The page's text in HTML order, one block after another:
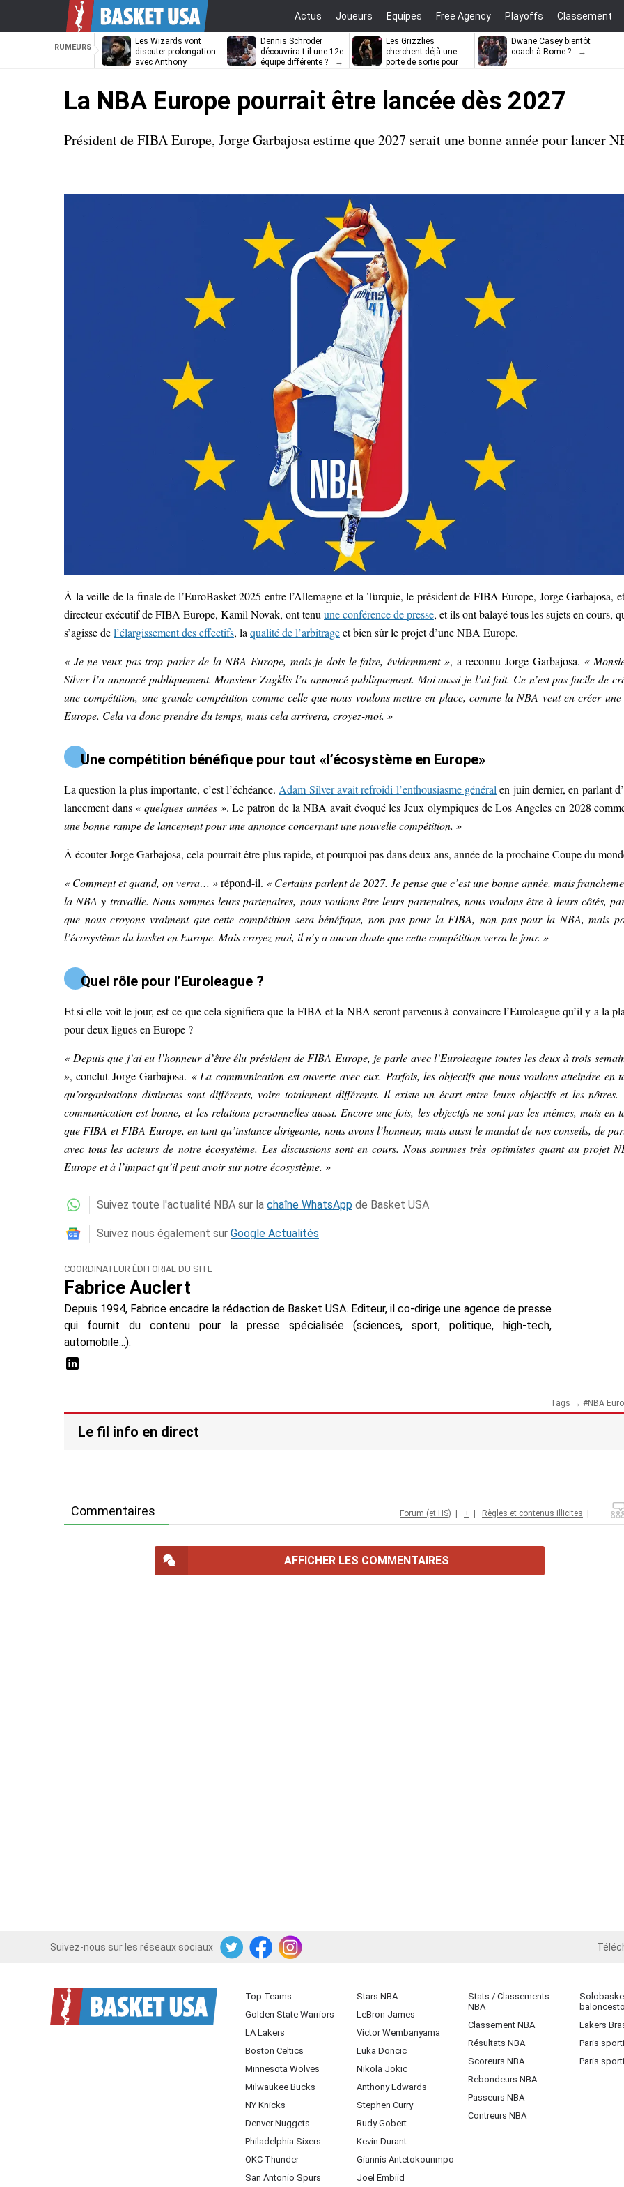
Actus Joueurs Equipes Free Agency Playoffs Classement
RUMEURS
Les Wizards vont
discuter prolongation
avec Anthony
Dennis Schröder
découvrira-t-il une 12e
équipe différente ?
Les Grizzlies
cherchent déjà une
porte de sortie pour
Dwane Casey bientôt
coach à Rome ?
La NBA Europe pourrait être lancée dès 2027
Président de FIBA Europe, Jorge Garbajosa estime que 2027 serait une bonne année pour lancer
À la veille de la finale de l’EuroBasket 2025 entre l’Allemagne et la Turquie, le président de FIBA Europe, Jorge Garbajosa,
directeur exécutif de FIBA Europe, Kamil Novak, ont tenu une conférence de presse, et ils ont balayé tous les sujets en cours,
s’agisse del’élargissement des effectifs, la qualité de l’arbitrageet bien sûr le projet d’une NBA Europe.
« Je ne veux pas trop parler de la NBA Europe, mais je dois le faire, évidemment », a reconnu Jorge Garbajosa. «
Silver l’a annoncé publiquement. Monsieur Zagklis l’a annoncé publiquement. Moi aussi je l’ai fait. Ce n’est pas facile de
une compétition, une grande compétition comme celle que nous voulons mettre en place, comme la NBA veut en créer une
Europe. Cela va donc prendre du temps, mais cela arrivera, croyez-moi. »
Une compétition bénéfique pour tout «l’écosystème en Europe»
La question la plus importante, c’est l’échéance. Adam Silver avait refroidi l’enthousiasme général en juin dernier, en parlant
lancement dans « quelques années ». Le patron de la NBA avait évoqué les Jeux olympiques de Los Angeles en 2028
une bonne rampe de lancement pour une annonce concernant une nouvelle compétition. »
À écouter Jorge Garbajosa, cela pourrait être plus rapide, et pourquoi pas dans deux ans, année de la prochaine Coupe du
« Comment et quand, on verra… »répond-il. « Certains parlent de 2027. Je pense que c’est une bonne année, mais
la NBA y travaille. Nous sommes leurs partenaires, nous voulons être leurs partenaires, nous voulons être à leurs côtés,
que nous croyons vraiment que cette compétition sera bénéfique, non pas pour la FIBA, non pas pour la NBA, mais
l’écosystème du basket en Europe. Mais croyez-moi, il n’y a aucun doute que cette compétition verra le jour. »
Quel rôle pour l’Euroleague ?
Et si elle voit le jour, est-ce que cela signifiera que la FIBA et la NBA seront parvenus à convaincre l’Euroleague qu’il y a la
pour deux ligues en Europe ?
« Depuis que j’ai eu l’honneur d’être élu président de FIBA Europe, je parle avec l’Euroleague toutes les deux à trois
», conclut Jorge Garbajosa. « La communication est ouverte avec eux. Parfois, les objectifs que nous voulons atteindre en
qu’organisations distinctes sont différents, voire totalement différents. Il existe un écart entre leurs objectifs et les nôtres.
communication est bonne, et les relations personnelles aussi. Encore une fois, les objectifs ne sont pas les mêmes, mais en
que FIBA et FIBA Europe, en tant qu’instance dirigeante, nous avons l’honneur, mais aussi le mandat de nos conseils, de
avec tous les acteurs de notre écosystème. Les discussions sont en cours. Nous sommes très optimistes quant au projet
Europe et à l’impact qu’il peut avoir sur notre écosystème. »
Suivez toute l'actualité NBA sur la chaîne WhatsApp de Basket USA
Suivez nous également sur Google Actualités
COORDINATEUR ÉDITORIAL DU SITE
Fabrice Auclert
Depuis 1994, Fabrice encadre la rédaction de Basket USA. Editeur, il co-dirige une agence de presse
qui fournit du contenu pour la presse spécialisée (sciences, sport, politique, high-tech,
automobile...).
Tags → NBA
Le fil info en direct
Commentaires Forum (et HS) | + | Règles et contenus illicites |
AFFICHER LES COMMENTAIRES
Suivez-nous sur les réseaux sociaux
TwitterFacebookInstagram iOS
Top Teams
Golden State Warriors
LA Lakers
Boston Celtics
Minnesota Wolves
Milwaukee Bucks
NY Knicks
Denver Nuggets
Philadelphia Sixers
OKC Thunder
San Antonio Spurs
Stars NBA
LeBron James
Victor Wembanyama
Luka Doncic
Nikola Jokic
Anthony Edwards
Stephen Curry
Rudy Gobert
Kevin Durant
Giannis Antetokounmpo
Joel Embiid
Stats / Classements
NBA
Classement NBA
Résultats NBA
Scoreurs NBA
Rebondeurs NBA
Passeurs NBA
Contreurs NBA
Lakers
Paris
Paris